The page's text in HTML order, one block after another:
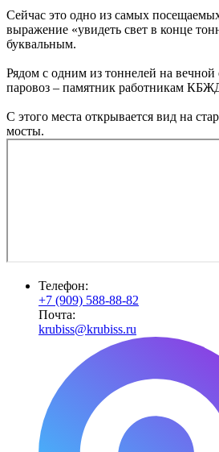
Сейчас это одно из самых
выражение «увидеть свет в конце
буквальным.
Рядом с одним из тоннелей на вечной
паровоз – памятник работникам
С этого места открывается вид на
мосты.
Телефон:
+7 (909) 588-88-82
Почта:
krubiss@krubiss.ru